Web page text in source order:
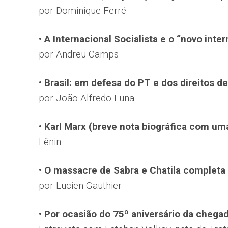
por Dominique Ferré
• A Internacional Socialista e o “novo
por Andreu Camps
• Brasil: em defesa do PT e dos direitos
por João Alfredo Luna
• Karl Marx (breve nota biográfica com
Lênin
• O massacre de Sabra e Chatila
por Lucien Gauthier
• Por ocasião do 75º aniversário da